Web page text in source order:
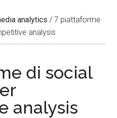
analytics / 7 piattaforme
analysis
di social
analysis